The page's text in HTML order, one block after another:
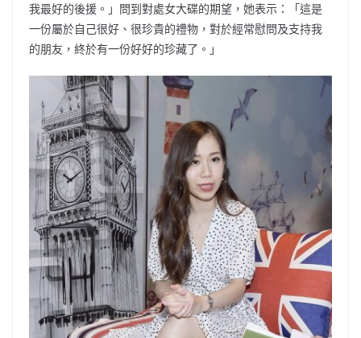
我最好的後援。」問到對處女大碟的期望，她表示：「這是
一份屬於自己很好、很珍貴的禮物，對於經常慰問及支持我
的朋友，終於有一份好好的珍藏了。」